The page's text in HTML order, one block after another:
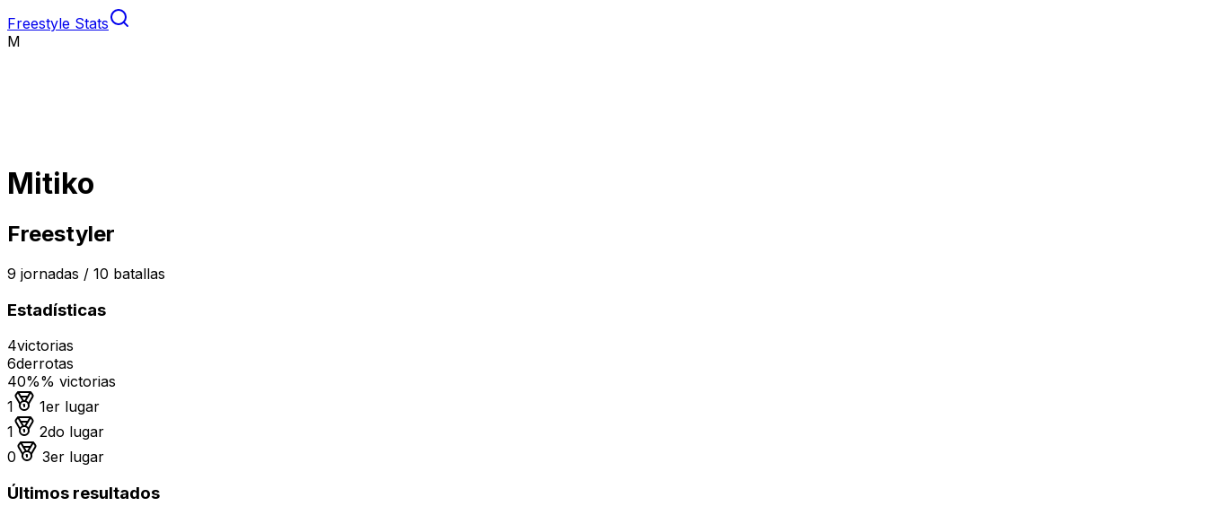
Freestyle Stats
M
Mitiko
Freestyler
9 jornadas / 10 batallas
Estadísticas
4victorias
6derrotas
40%% victorias
1
Medalla de oro
1er lugar
1
Medalla de plata
2do lugar
0
Medalla de bronce
3er lugar
Últimos resultados